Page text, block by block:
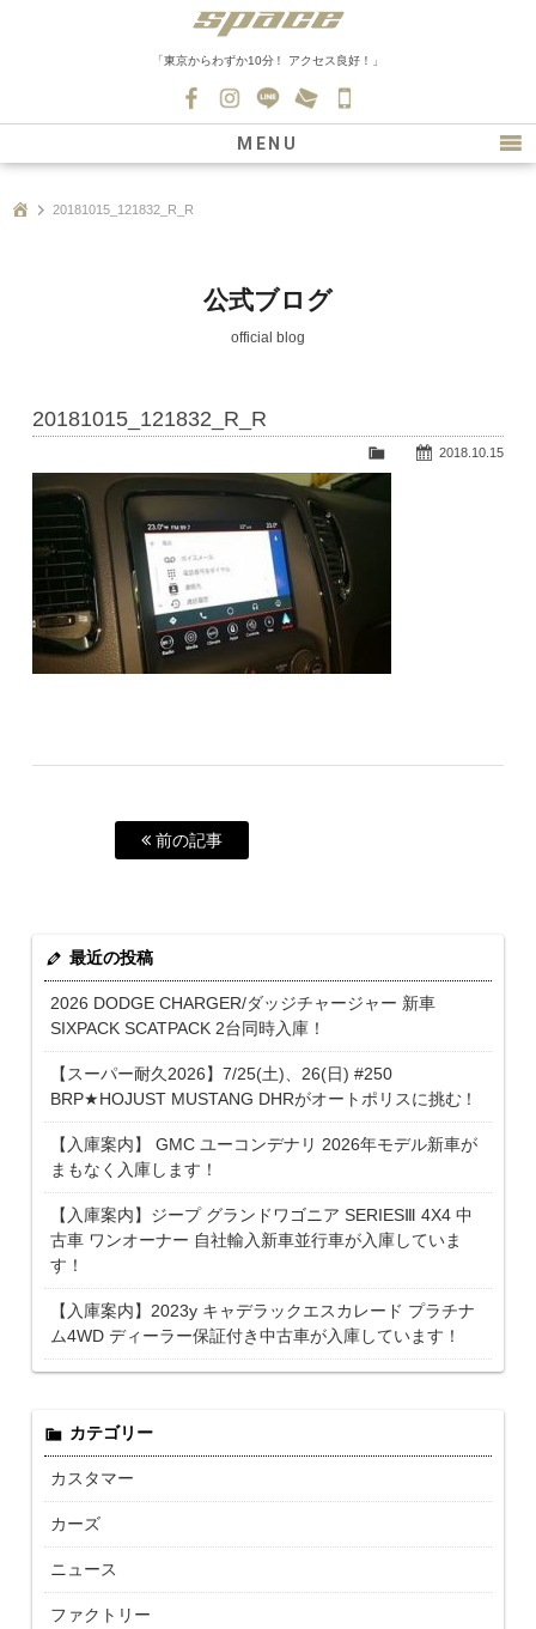
「東京からわずか10分！ アクセス良好！」
0139
MENU
新車情報
在庫車情報
ファクトリー
会社紹介
スタッフ募集
20181015_121832_R_R
公式ブログ
official blog
20181015_121832_R_R
2018.10.15
前の記事
最近の投稿
2026 DODGE CHARGER/ダッジチャージャー 新車
SIXPACK SCATPACK 2台同時入庫！
【スーパー耐久2026】7/25(土)、26(日) #250
BRP★HOJUST MUSTANG DHRがオートポリスに挑む！
【入庫案内】 GMC ユーコンデナリ 2026年モデル新車が
まもなく入庫します！
【入庫案内】ジープ グランドワゴニア SERIESⅢ 4X4 中
古車 ワンオーナー 自社輸入新車並行車が入庫していま
す！
【入庫案内】2023y キャデラックエスカレード プラチナ
ム4WD ディーラー保証付き中古車が入庫しています！
カテゴリー
カスタマー
カーズ
ニュース
ファクトリー